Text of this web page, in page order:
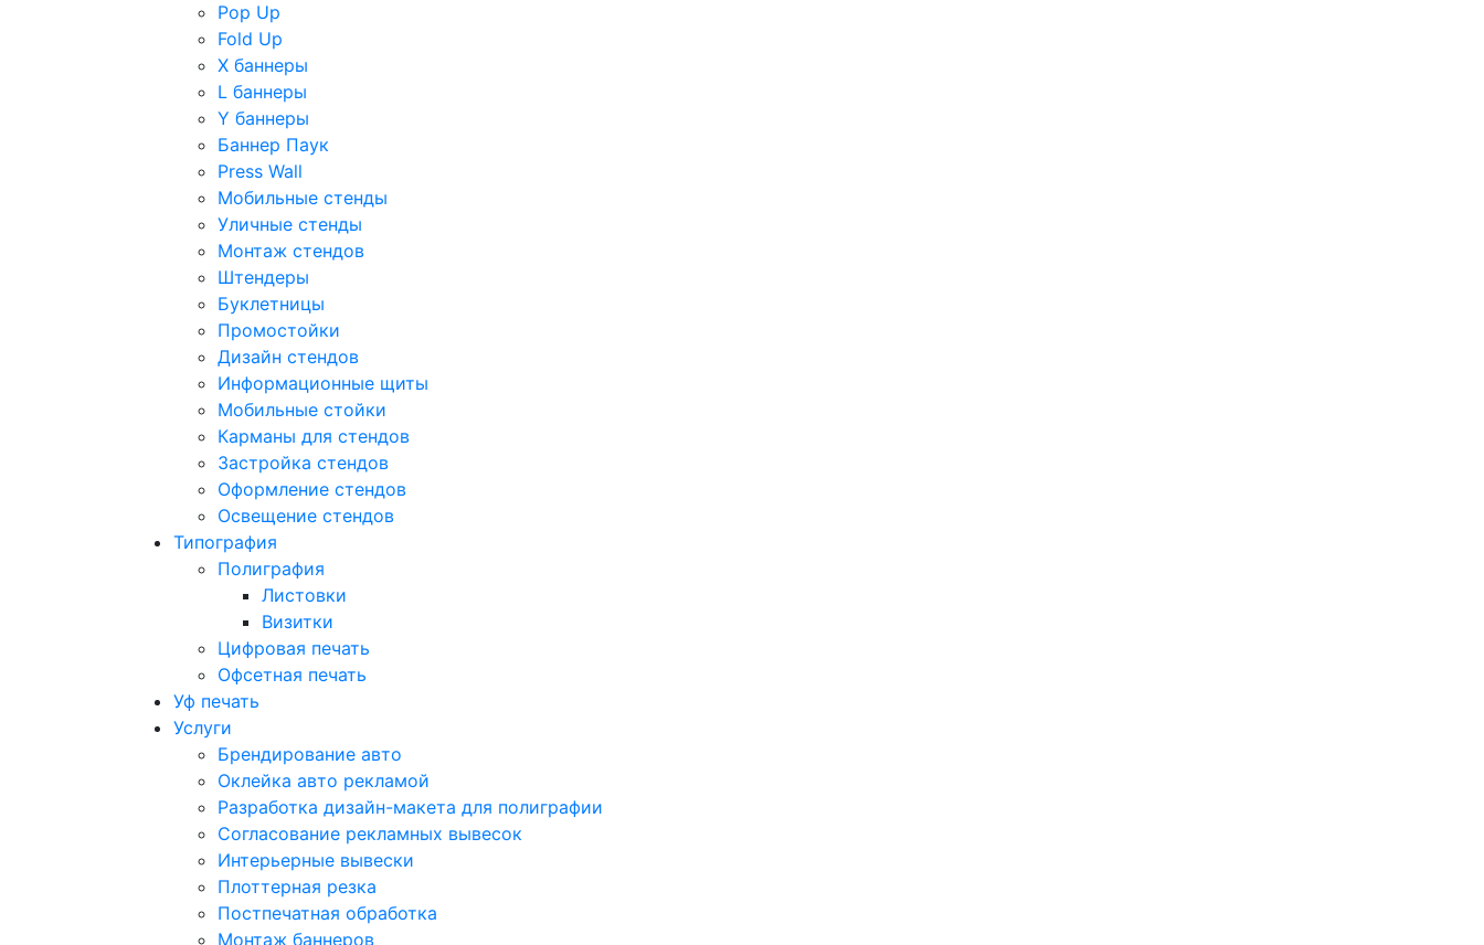
Pop Up
Fold Up
Х баннеры
L баннеры
Y баннеры
Баннер Паук
Press Wall
Мобильные стенды
Уличные стенды
Монтаж стендов
Штендеры
Буклетницы
Промостойки
Дизайн стендов
Информационные щиты
Мобильные стойки
Карманы для стендов
Застройка стендов
Оформление стендов
Освещение стендов
Типография
Полиграфия
Листовки
Визитки
Цифровая печать
Офсетная печать
Уф печать
Услуги
Брендирование авто
Оклейка авто рекламой
Разработка дизайн-макета для полиграфии
Согласование рекламных вывесок
Интерьерные вывески
Плоттерная резка
Постпечатная обработка
Монтаж баннеров